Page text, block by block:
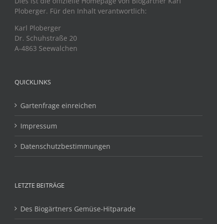
Ploberger. Für den Inhalt verantwortlich:
Karl Ploberger
Dr. Schuhstraße 20
A-4863 Seewalchen
QUICKLINKS
Gartenfrage einreichen
Impressum
Datenschutzbestimmungen
LETZTE BEITRÄGE
Des Biogärtners Gemüse-Hitparade